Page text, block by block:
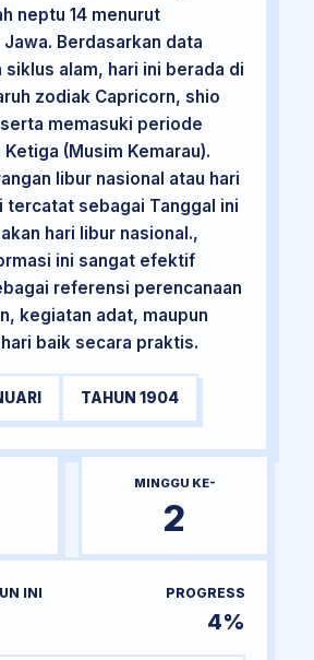
neptu 14 menurut
Berdasarkan data
alam, hari ini berada di
zodiak Capricorn, shio
serta memasuki periode
(Musim Kemarau).
libur nasional atau hari
tercatat sebagai Tanggal ini
hari libur nasional.,
ini sangat efektif
referensi perencanaan
kegiatan adat, maupun
baik secara praktis.
TAHUN 1904
MINGGU KE-
2
INI PROGRESS
4%